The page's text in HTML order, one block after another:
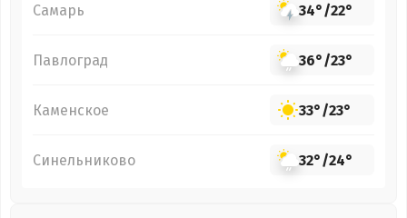
Самарь 34°/22°
Павлоград 36°/23°
Каменское 33°/23°
Синельниково 32°/24°